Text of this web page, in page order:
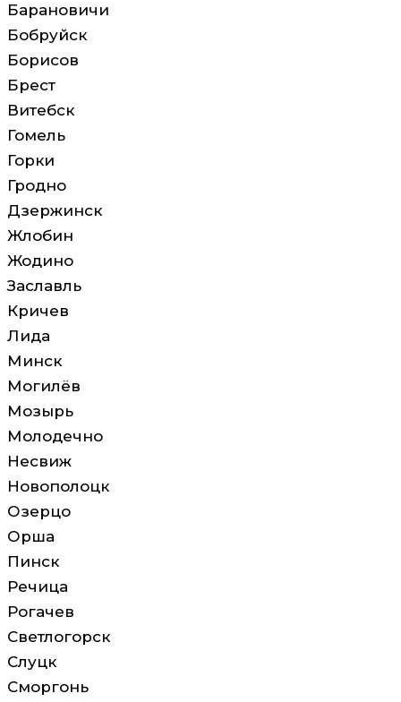
Барановичи
Бобруйск
Борисов
Брест
Витебск
Гомель
Горки
Гродно
Дзержинск
Жлобин
Жодино
Заславль
Кричев
Лида
Минск
Могилёв
Мозырь
Молодечно
Несвиж
Новополоцк
Озерцо
Орша
Пинск
Речица
Рогачев
Светлогорск
Слуцк
Сморгонь